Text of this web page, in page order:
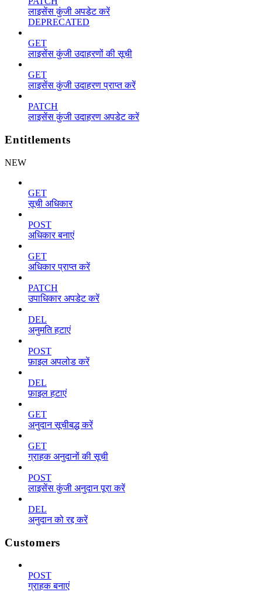
लाइसेंस कुंजी अपडेट करें
DEPRECATED
GET
लाइसेंस कुंजी उदाहरणों की सूची
GET
लाइसेंस कुंजी उदाहरण प्राप्त करें
PATCH
लाइसेंस कुंजी उदाहरण अपडेट करें
Entitlements
NEW
GET
सूची अधिकार
POST
अधिकार बनाएं
GET
अधिकार प्राप्त करें
PATCH
उपाधिकार अपडेट करें
DEL
अनुमति हटाएं
POST
फ़ाइल अपलोड करें
DEL
फ़ाइल हटाएं
GET
अनुदान सूचीबद्ध करें
GET
ग्राहक अनुदानों की सूची
POST
लाइसेंस कुंजी अनुदान पूरा करें
DEL
अनुदान को रद्द करें
Customers
POST
ग्राहक बनाएं